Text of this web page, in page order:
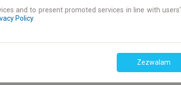
Doar bilet on-line
and to present promoted services in line with users'
Policy.
Zezwalam